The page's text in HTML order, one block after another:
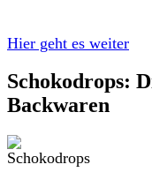
Hier geht es weiter
Schokodrops:
Backwaren